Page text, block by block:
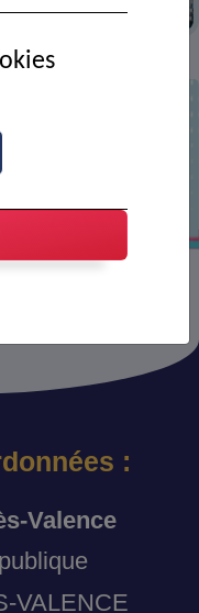
de décembre est sorti !
:
Valence
VALENCE